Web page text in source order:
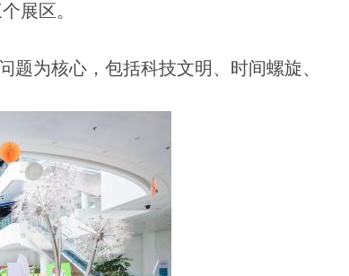
展区。
为核心，包括科技文明、时间螺旋、